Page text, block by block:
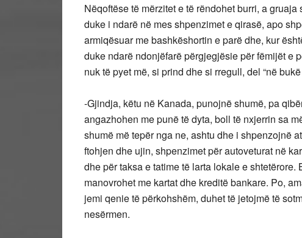
Nëqoftëse të mërzitet e të rëndohet burri, a
duke i ndarë në mes shpenzimet e qirasë, apo
armiqësuar me bashkëshortin e parë dhe, kur
duke ndarë ndonjëfarë përgjegjësie për fëmijët e
nuk të pyet më, si prind dhe si rregull, del “në bukë
-Gjindja, këtu në Kanada, punojnë shumë, pa
angazhohen me punë të dyta, boll të nxjerrin sa
shumë më tepër nga ne, ashtu dhe i shpenzojnë
ftohjen dhe ujin, shpenzimet për autoveturat në
dhe për taksa e tatime të larta lokale e
manovrohet me kartat dhe kreditë bankare. Po,
jemi qenie të përkohshëm, duhet të jetojmë të
nesërmen.